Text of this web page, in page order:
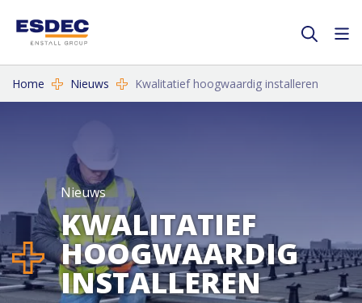
Home Nieuws Kwalitatief hoogwaardig installeren
Nieuws
KWALITATIEF
HOOGWAARDIG
INSTALLEREN